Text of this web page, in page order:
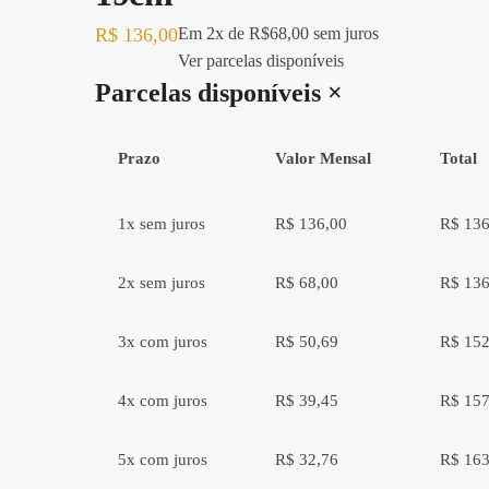
R$ 136,00Em 2x deR$68,00 sem juros
Ver parcelas disponíveis
Parcelas disponíveis ×
Prazo Valor Mensal Total
1x sem juros R$ 136,00 R$
2x sem juros R$ 68,00 R$
3x com juros R$ 50,69 R$
4x com juros R$ 39,45 R$
5x com juros R$ 32,76 R$